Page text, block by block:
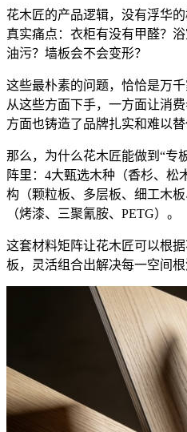
花木匠的产品逻辑，没有浮华
真实痛点：衣柜有没有甲醛？
油污？墙板会不会变形？
这些最朴素的问题，恰恰是万
从这些方面下手，一方面让消
方面也铸造了品牌扎实和难以替
那么，为什么花木匠能做到“专
阵里：4大甄选木种（香杉、松
构（颗粒板、多层板、细工木
（烤漆、三聚氰胺、PETG）。
这套材料矩阵让花木匠可以根
板，灵活组合出解决每一空间根